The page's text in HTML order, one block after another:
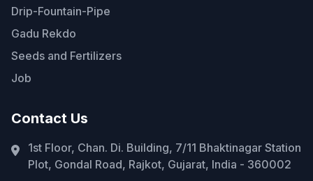
Drip-Fountain-Pipe
Gadu Rekdo
Seeds and Fertilizers
Job
Contact Us
1st Floor, Chan. Di. Building, 7/11 Bhaktinagar Station
Plot, Gondal Road, Rajkot, Gujarat, India - 360002